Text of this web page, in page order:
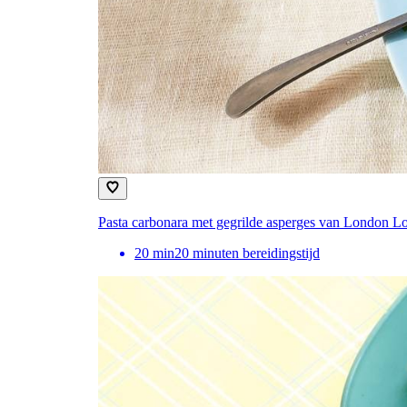
Pasta carbonara met gegrilde asperges van London
20 min20 minuten bereidingstijd